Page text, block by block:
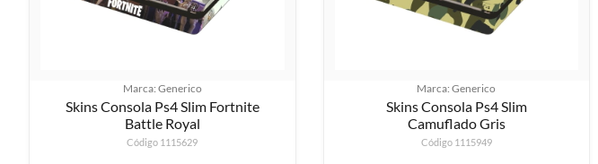
Marca: Generico
Skins Consola Ps4 Slim Fortnite
Battle Royal
Código 1115629
Marca: Generico
Skins Consola Ps4 Slim
Camuflado Gris
Código 1115949